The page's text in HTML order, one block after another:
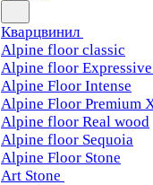
Кварцвинил
Alpine floor classic
Alpine floor Expressive
Alpine Floor Intense
Alpine Floor Premium
Alpine floor Real wood
Alpine floor Sequoia
Alpine Floor Stone
Art Stone